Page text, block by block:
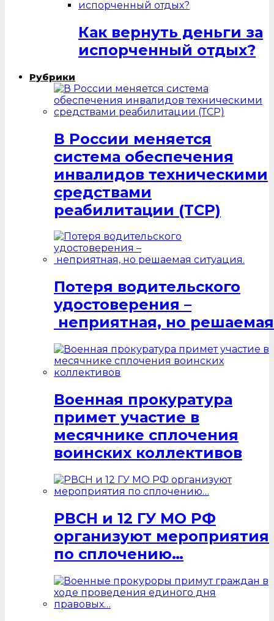
Как вернуть деньги за
испорченный отдых?
Рубрики
В России меняется
система обеспечения
инвалидов техническими
средствами
реабилитации (ТСР)
Потеря водительского
удостоверения –
неприятная, но
Военная прокуратура
примет участие в
месячнике сплочения
воинских коллективов
РВСН и 12 ГУ МО РФ
организуют мероприятия
по сплочению…